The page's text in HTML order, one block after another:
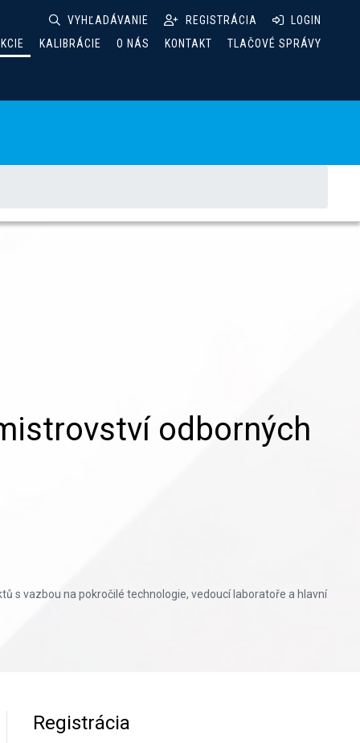
VYHĽADÁVANIE REGISTRÁCIA
LOGIN
KALIBRÁCIE O NÁS KONTAKT TLAČOVÉ SPRÁVY
odborných
s vazbou na pokročilé technologie, vedoucí laboratoře a hlavní
Registrácia